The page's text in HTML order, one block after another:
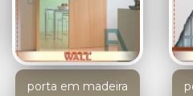
porta em madeira